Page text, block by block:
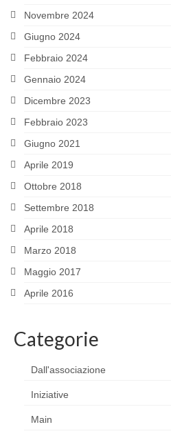
Novembre 2024
Giugno 2024
Febbraio 2024
Gennaio 2024
Dicembre 2023
Febbraio 2023
Giugno 2021
Aprile 2019
Ottobre 2018
Settembre 2018
Aprile 2018
Marzo 2018
Maggio 2017
Aprile 2016
Categorie
Dall'associazione
Iniziative
Main